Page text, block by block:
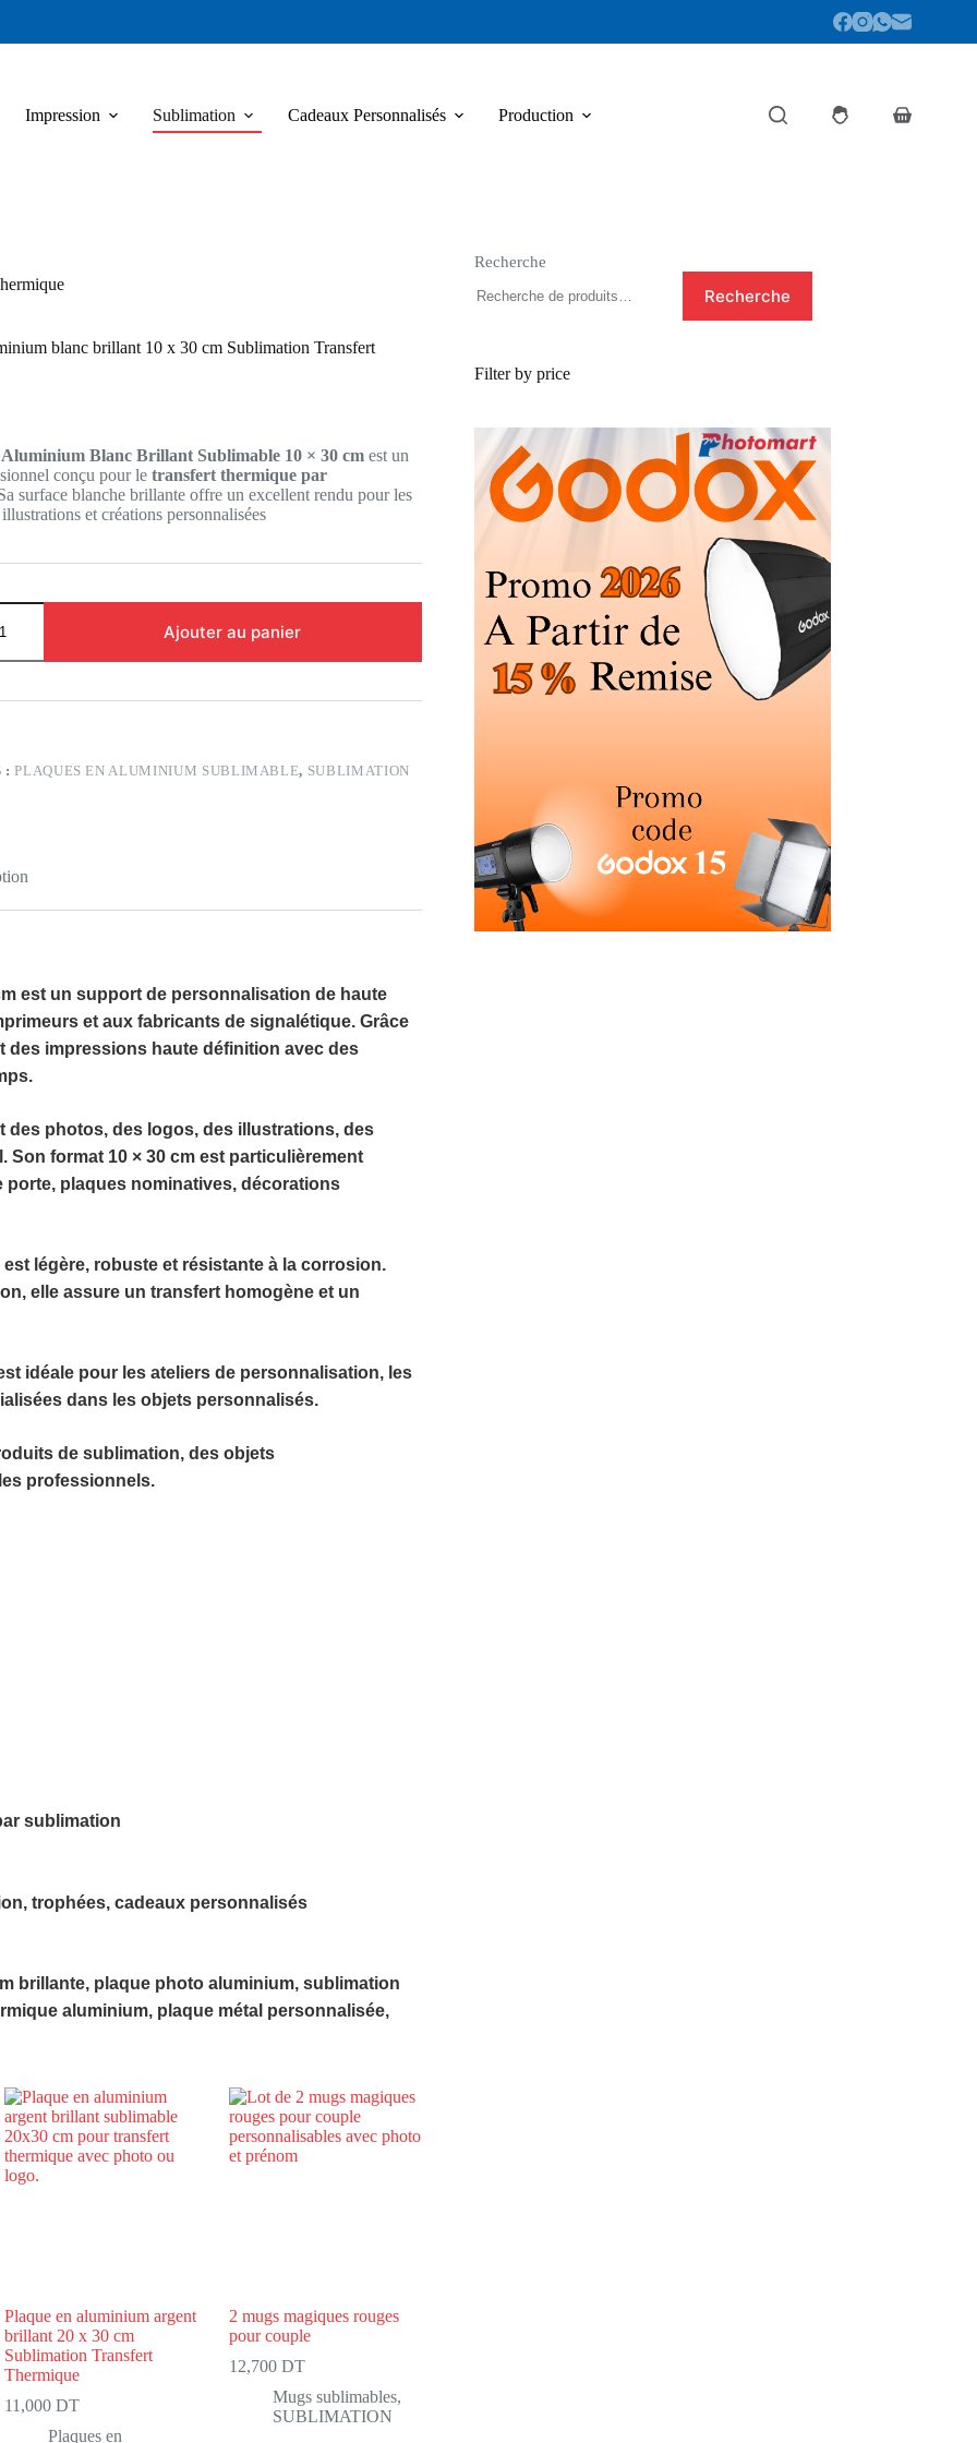
Impression Sublimation Cadeaux Personnalisés Production
Panier
blanc brillant 10 x 30 cm Sublimation Transfert
Aluminium Blanc Brillant Sublimable 10 × 30 cmest un
conçu pour le transfert thermique par
surface blanche brillante offre un excellent rendu pour les
et créations personnalisées
Ajouter au panier
:PLAQUES EN ALUMINIUM SUBLIMABLE, SUBLIMATION
est un support de personnalisation de haute
et aux fabricants de signalétique. Grâce
des impressions haute définition avec des
des photos, des logos, des illustrations, des
Son format 10 × 30 cm est particulièrement
plaques nominatives, décorations
est légère, robuste et résistante à la corrosion.
, elle assure un transfert homogène et un
idéale pour les ateliers de personnalisation, les
dans les objets personnalisés.
de sublimation, des objets
professionnels.
sublimation
trophées, cadeaux personnalisés
brillante, plaque photo aluminium, sublimation
aluminium, plaque métal personnalisée,
Plaque en aluminium argent
brillant 20 x 30 cm
Sublimation Transfert
Thermique
11,000DT
Plaques en
2 mugs magiques rouges
pour couple
12,700DT
Mugs sublimables,
SUBLIMATION
Recherche
Recherche
Filter by price